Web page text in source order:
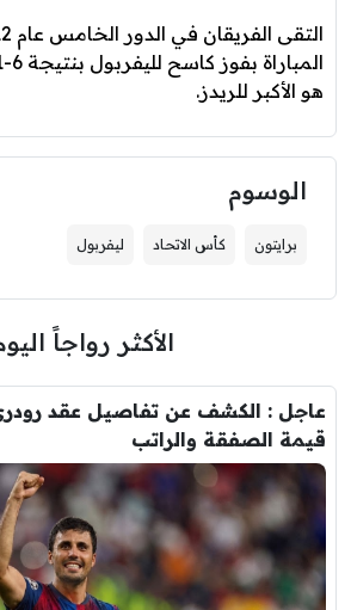
هو الأكبر للريدز.
الوسوم
برايتون كأس الاتحاد ليفربول
الأكثر رواجاً
عاجل : الكشف عن تفاصيل عقد
قيمة الصفقة والراتب